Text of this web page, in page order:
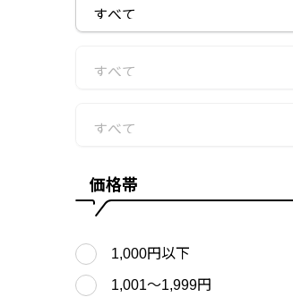
価格帯
1,000円以下
1,001〜1,999円